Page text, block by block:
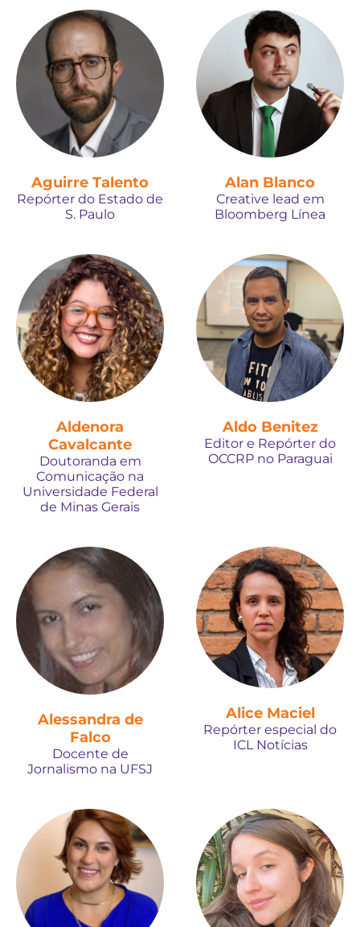
Aguirre Talento
Repórter do Estado de
S. Paulo
Alan Blanco
Creative lead em
Bloomberg Línea
Aldenora
Cavalcante
Doutoranda em
Comunicação na
Universidade Federal
de Minas Gerais
Aldo Benitez
Editor e Repórter do
OCCRP no Paraguai
Alessandra de
Falco
Docente de
Jornalismo na UFSJ
Alice Maciel
Repórter especial do
ICL Notícias